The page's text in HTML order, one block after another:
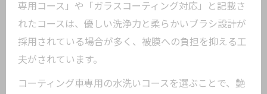
専用コース」や「ガラスコーティング対応」と記載さ
れたコースは、優しい洗浄力と柔らかいブラシ設計が
採用されている場合が多く、被膜への負担を抑える工
夫がされています。
コーティング車専用の水洗いコースを選ぶことで、艶